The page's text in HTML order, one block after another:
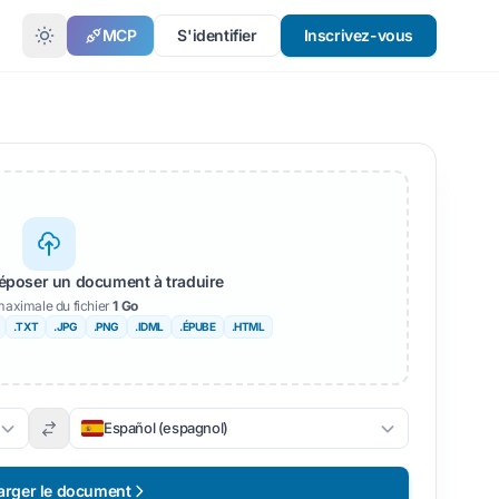
MCP S'identifier Inscrivez-vous
un document à traduire
du fichier1 Go
.TXT .JPG .PNG .IDML .ÉPUBE .HTML
Español (espagnol)
le document